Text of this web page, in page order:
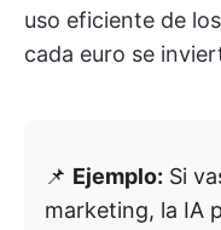
uso eficiente de
cada euro se
📌 Ejemplo: Si
marketing, la IA